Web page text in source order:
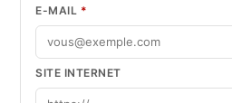
E-MAIL *
SITE INTERNET